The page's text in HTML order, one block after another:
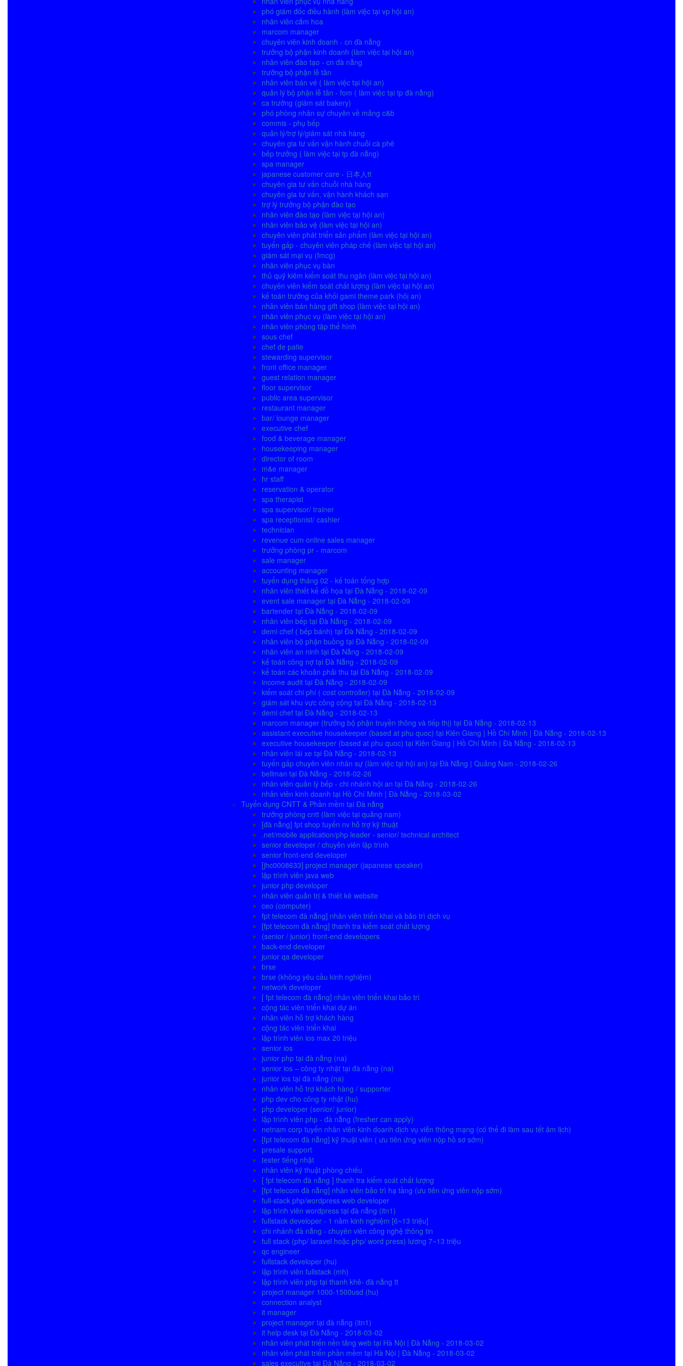
phó giám đốc điều hành (làm việc tại vp hội an)
nhân viên cắm hoa
marcom manager
chuyên viên kinh doanh - cn đà nẵng
trưởng bộ phận kinh doanh (làm việc tại hội an)
nhân viên đào tạo - cn đà nẵng
trưởng bộ phận lễ tân
nhân viên bán vé ( làm việc tại hội an)
quản lý bộ phận lễ tân - fom ( làm việc tại tp đà nẵng)
ca trưởng (giám sát bakery)
phó phòng nhân sự chuyên về mảng c&b
commis - phụ bếp
quản lý/trợ lý/giám sát nhà hàng
chuyên gia tư vấn vận hành chuỗi cà phê
bếp trưởng ( làm việc tại tp đà nẵng)
spa manager
japanese customer care - 日本人tt
chuyên gia tư vấn chuỗi nhà hàng
chuyên gia tư vấn, vận hành khách sạn
trợ lý trưởng bộ phận đào tạo
nhân viên đào tạo (làm việc tại hội an)
nhân viên bảo vệ (làm việc tại hội an)
chuyên viên phát triển sản phẩm (làm việc tại hội an)
tuyển gấp - chuyên viên pháp chế (làm việc tại hội an)
giám sát mại vụ (fmcg)
nhân viên phục vụ bàn
thủ quỹ kiêm kiểm soát thu ngân (làm việc tại hội an)
chuyên viên kiểm soát chất lượng (làm việc tại hội an)
kế toán trưởng của khối gami theme park (hôị an)
nhân viên bán hàng gift shop (làm việc tại hội an)
nhân viên phục vụ (làm việc tại hội an)
nhân viên phòng tập thể hình
sous chef
chef de patie
stewarding supervisor
front office manager
guest relation manager
floor supervisor
public area supervisor
restaurant manager
bar/ lounge manager
executive chef
food & beverage manager
housekeeping manager
director of room
m&e manager
hr staff
reservation & operator
spa therapist
spa supervisor/ trainer
spa receptionist/ cashier
technician
revenue cum online sales manager
trưởng phòng pr - marcom
sale manager
accounting manager
tuyển dụng tháng 02 - kế toán tổng hợp
nhân viên thiết kế đồ họa tại Đà Nẵng - 2018-02-09
event sale manager tại Đà Nẵng - 2018-02-09
bartender tại Đà Nẵng - 2018-02-09
nhân viên bếp tại Đà Nẵng - 2018-02-09
demi chef ( bếp bánh) tại Đà Nẵng - 2018-02-09
nhân viên bộ phận buồng tại Đà Nẵng - 2018-02-09
nhân viên an ninh tại Đà Nẵng - 2018-02-09
kế toán công nợ tại Đà Nẵng - 2018-02-09
kế toán các khoản phải thu tại Đà Nẵng - 2018-02-09
income audit tại Đà Nẵng - 2018-02-09
kiểm soát chi phí ( cost controller) tại Đà Nẵng - 2018-02-09
giám sát khu vực công cộng tại Đà Nẵng - 2018-02-13
demi chef tại Đà Nẵng - 2018-02-13
marcom manager (trưởng bộ phận truyền thông và tiếp thị) tại Đà Nẵng - 2018-02-13
assistant executive housekeeper (based at phu quoc) tại Kiên Giang | Hồ Chí Minh | Đà Nẵng - 2018-02-13
executive housekeeper (based at phu quoc) tại Kiên Giang | Hồ Chí Minh | Đà Nẵng - 2018-02-13
nhân viên lái xe tại Đà Nẵng - 2018-02-13
tuyển gấp chuyên viên nhân sự (làm việc tại hội an) tại Đà Nẵng | Quảng Nam - 2018-02-26
bellman tại Đà Nẵng - 2018-02-26
nhân viên quản lý bếp - chi nhánh hội an tại Đà Nẵng - 2018-02-26
nhân viên kinh doanh tại Hồ Chí Minh | Đà Nẵng - 2018-03-02
Tuyển dụng CNTT & Phần mềm tại Đà nẵng
trưởng phòng cntt (làm việc tại quảng nam)
[đà nẵng] fpt shop tuyển nv hỗ trợ kỹ thuật
.net/mobile application/php leader - senior/ technical architect
senior developer / chuyên viên lập trình
senior front-end developer
[jhc0008633] project manager (japanese speaker)
lập trình viên java web
junior php developer
nhân viên quản trị & thiết kê website
ceo (computer)
fpt telecom đà nẵng] nhân viên triển khai và bảo trì dịch vụ
[fpt telecom đà nẵng] thanh tra kiểm soát chất lượng
(senior / junior) front-end developers
back-end developer
junior qa developer
brse
brse (không yêu cầu kinh nghiệm)
network developer
[ fpt telecom đà nẵng] nhân viên triển khai bảo trì
cộng tác viên triển khai dự án
nhân viên hỗ trợ khách hàng
cộng tác viên triển khai
lập trình viên ios max 20 triệu
senior ios
junior php tại đà nẵng (na)
senior ios – công ty nhật tại đà nẵng (na)
junior ios tại đà nẵng (na)
nhân viên hỗ trợ khách hàng / supporter
php dev cho công ty nhật (hu)
php developer (senior/ junior)
lập trình viên php - đà nẵng (fresher can apply)
netnam corp tuyển nhân viên kinh doanh dịch vụ viễn thông mạng (có thể đi làm sau tết âm lịch)
[fpt telecom đà nẵng] kỹ thuật viên ( ưu tiên ứng viên nộp hồ sơ sớm)
presale support
tester tiếng nhật
nhân viên kỹ thuật phòng chiếu
[ fpt telecom đà nẵng ] thanh tra kiểm soát chất lượng
[fpt telecom đà nẵng] nhân viên bảo trì hạ tầng (ưu tiên ứng viên nộp sớm)
full-stack php/wordpress web developer
lập trình viên wordpress tại đà nẵng (itn1)
fullstack developer - 1 năm kinh nghiệm [6~13 triệu]
chi nhánh đà nẵng - chuyên viên công nghệ thông tin
full stack (php/ laravel hoặc php/ word press) lương 7~13 triệu
qc engineer
fullstack developer (hu)
lập trình viên fullstack (mh)
lập trình viên php tại thanh khê- đà nẵng tt
project manager 1000-1500usd (hu)
connection analyst
it manager
project manager tại đà nẵng (itn1)
it help desk tại Đà Nẵng - 2018-03-02
nhân viên phát triển nền tảng web tại Hà Nội | Đà Nẵng - 2018-03-02
nhân viên phát triển phần mềm tại Hà Nội | Đà Nẵng - 2018-03-02
sales executive tại Đà Nẵng - 2018-03-02